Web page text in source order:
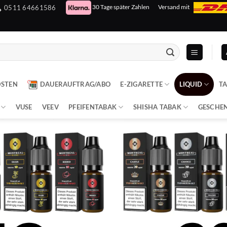
0511 64661586 30 Tage später Zahlen Versand mit
DAUERAUFTRAG/ABO E-ZIGARETTE LIQUID
VUSE VEEV PFEIFENTABAK SHISHA TABAK